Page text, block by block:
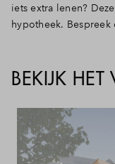
iets extra lenen?
hypotheek.
BEKIJK